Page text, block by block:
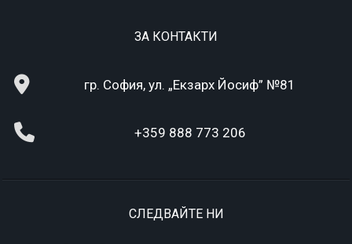
ЗА КОНТАКТИ
гр. София, ул. „Екзарх Йосиф” №81
+359 888 773 206
СЛЕДВАЙТЕ НИ